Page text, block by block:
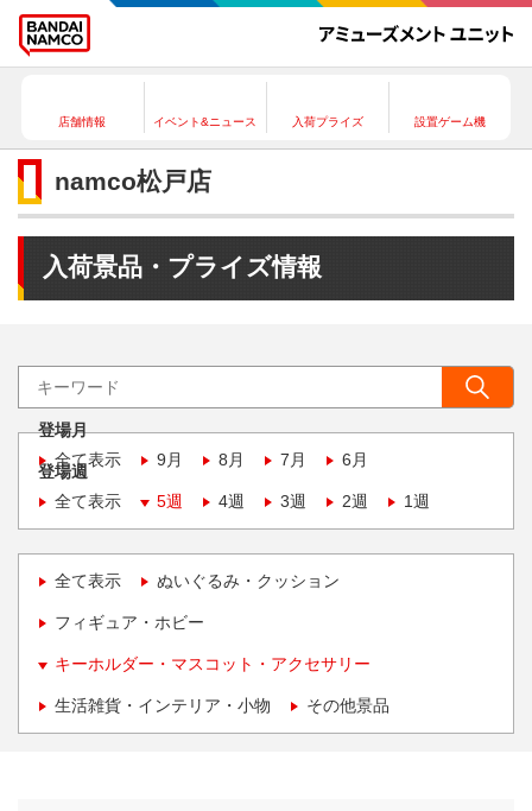
店舗情報 イベント&ニュース 入荷プライズ 設置ゲーム機
namco松戸店
入荷景品・プライズ情報
登場月
全て表示
9月 8月 7月 6月
登場週
全て表示
5週 4週 3週 2週 1週
全て表示 ぬいぐるみ・クッション
フィギュア・ホビー
キーホルダー・マスコット・アクセサリー
生活雑貨・インテリア・小物 その他景品